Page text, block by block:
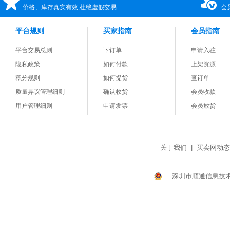
价格、库存真实有效,杜绝虚假交易 会
平台规则
平台交易总则
隐私政策
积分规则
质量异议管理细则
用户管理细则
买家指南
下订单
如何付款
如何提货
确认收货
申请发票
会员指南
申请入驻
上架资源
查订单
会员收款
会员放货
关于我们 买卖网动态
深圳市顺通信息技